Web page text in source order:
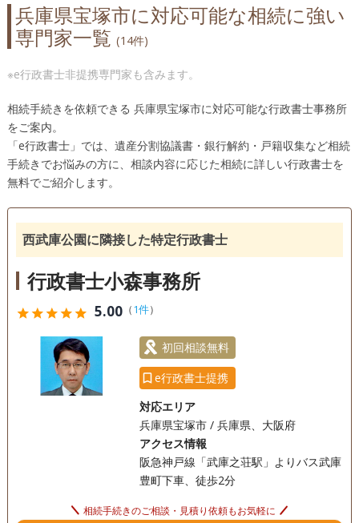
太子町（9）
高砂市（13） 多可町（9）
宝塚市（14）
たつの市（10）
丹波篠山市（12）
播磨町（10）
姫路市（13）
福崎町（10）
三木市（13）
南あわじ市（5） 養父市（10）
兵庫県宝塚市に対応可能な相続に強い
専門家一覧 (14件)
※e行政書士非提携専門家も含みます。
相続手続きを依頼できる 兵庫県宝塚市に対応可能な行政書士事務所
をご案内。
「e行政書士」では、遺産分割協議書・銀行解約・戸籍収集など相続
手続きでお悩みの方に、相談内容に応じた相続に詳しい行政書士を
無料でご紹介します。
西武庫公園に隣接した特定行政書士
行政書士小森事務所
starstarstarstarstar 5.00（1件）
初回相談無料
e行政書士提携
対応エリア
兵庫県宝塚市 / 兵庫県、大阪府
アクセス情報
阪急神戸線「武庫之荘駅」よりバス武庫
豊町下車、徒歩2分
相続手続きのご相談・見積り依頼もお気軽に